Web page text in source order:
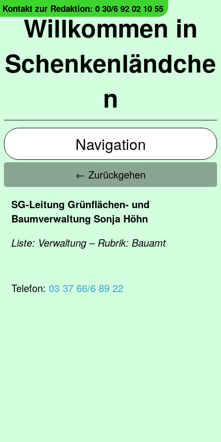
Willkommen in
Schenkenländche
n
Kontakt zur Redaktion: 0 30/6 92 02 10 55
Navigation
← Zurückgehen
SG-Leitung Grünflächen- und
Baumverwaltung Sonja Höhn
Liste: Verwaltung – Rubrik: Bauamt
Telefon: 03 37 66/6 89 22